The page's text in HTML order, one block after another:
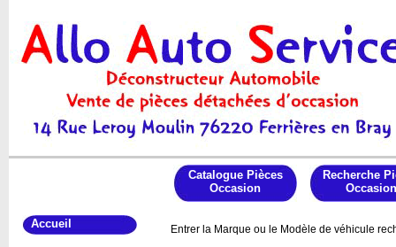
Recherche
Occasion
Catalogue Pièces
Occasion
Accueil Entrer la Marque ou le Modèle de véhicule